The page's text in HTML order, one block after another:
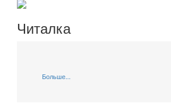
Читалка
Больше...